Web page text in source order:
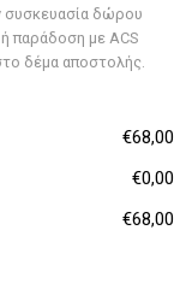
συσκευασία δώρου
παράδοση με ACS
δέμα αποστολής.
€68,00
€0,00
€68,00